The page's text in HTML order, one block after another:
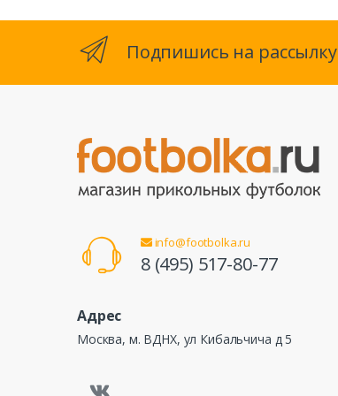
Подпишись на рассылку
info@footbolka.ru
8 (495) 517-80-77
Адрес
Москва, м. ВДНХ, ул Кибальчича д 5